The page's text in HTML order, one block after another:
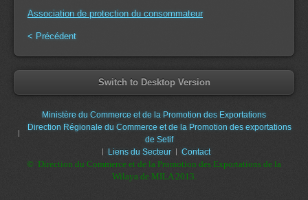
Association de protection du consommateur
< Précédent
Switch to Desktop Version
Ministère du Commerce et de la Promotion des Exportations
Direction Régionale du Commerce et de la Promotion des exportations
de Setif
Liens du Secteur
Contact
© Direction du Commerce et de la Promotion des Exportations de la
Wilaya de MILA 2013.